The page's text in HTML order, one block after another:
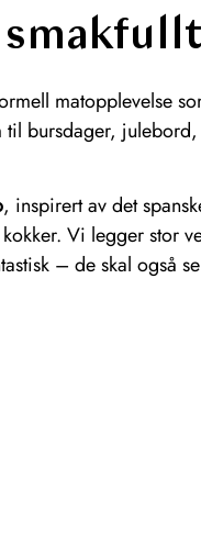
matopplevelse
bursdager,
, inspirert av det
Vi legger stor
– de skal også